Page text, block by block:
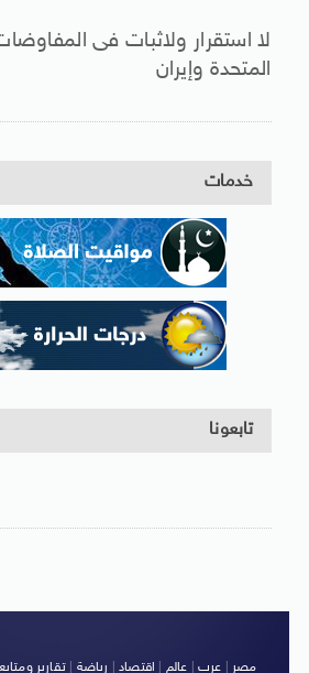
لا استقرار ولاثبات فى
المتحدة وإيران
خدمات
تابعونا
مصر عرب عالم اقتصاد رياضة |تقارير